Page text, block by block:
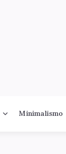
Minimalismo